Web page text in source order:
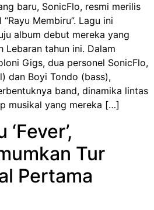
baru, SonicFlo, resmi merilis
Membiru”. Lagu ini
album debut mereka yang
Lebaran tahun ini. Dalam
Gigs, dua personel SonicFlo,
dan Boyi Tondo (bass),
band, dinamika lintas
musikal yang mereka […]
Tur
Pertama